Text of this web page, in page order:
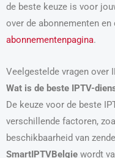
de beste keuze is voor
over de abonnementen
abonnementenpagina.
Veelgestelde vragen over
Wat is de beste IPTV-
De keuze voor de beste
verschillende factoren,
beschikbaarheid van
SmartIPTVBelgie wordt